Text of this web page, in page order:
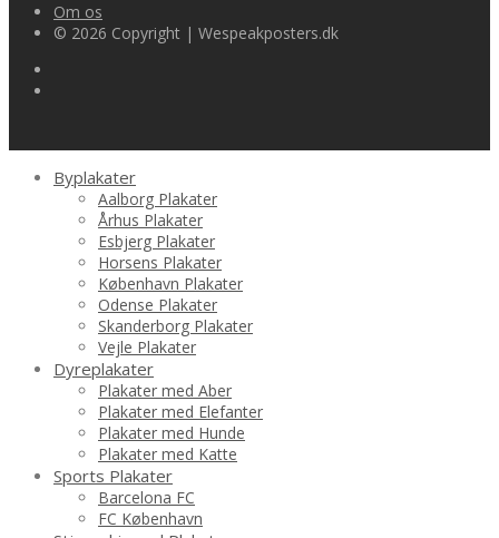
Om os
© 2026 Copyright | Wespeakposters.dk
Byplakater
Aalborg Plakater
Århus Plakater
Esbjerg Plakater
Horsens Plakater
København Plakater
Odense Plakater
Skanderborg Plakater
Vejle Plakater
Dyreplakater
Plakater med Aber
Plakater med Elefanter
Plakater med Hunde
Plakater med Katte
Sports Plakater
Barcelona FC
FC København